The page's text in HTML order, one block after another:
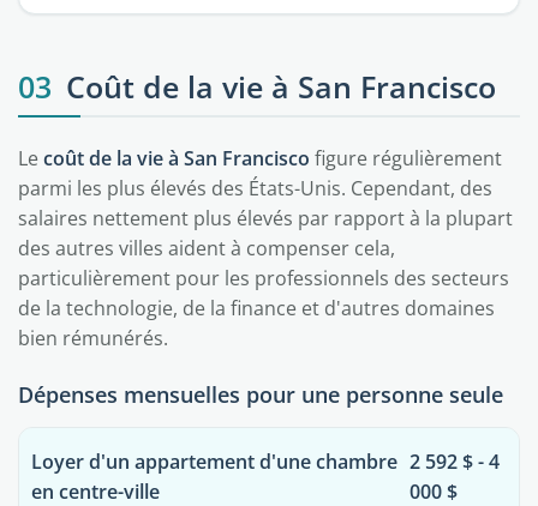
03 Coût de la vie à San Francisco
Lecoût de la vie à San Francisco figure régulièrement
parmi les plus élevés des États-Unis. Cependant, des
salaires nettement plus élevés par rapport à la plupart
des autres villes aident à compenser cela,
particulièrement pour les professionnels des secteurs
de la technologie, de la finance et d'autres domaines
bien rémunérés.
Dépenses mensuelles pour une personne seule
Loyer d'un appartement d'une chambre
en centre-ville
2 592 $ - 4
000 $